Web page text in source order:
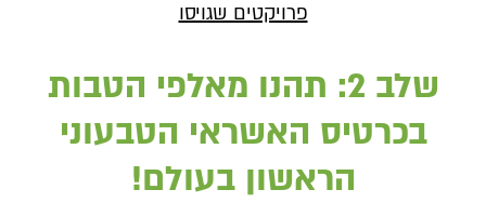
פרויקטים שגויסו
שלב 2: תהנו מאלפי הטבות
בכרטיס האשראי הטבעוני
הראשון בעולם!